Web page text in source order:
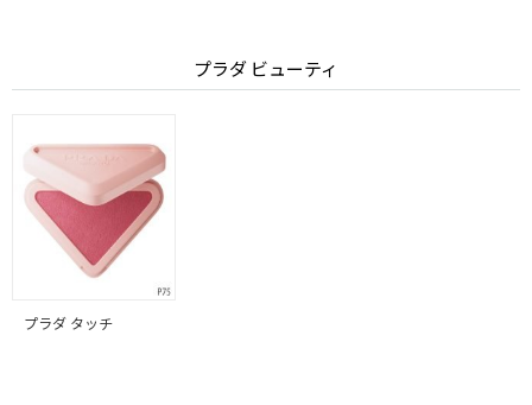
プラダ ビューティ
プラダ タッチ